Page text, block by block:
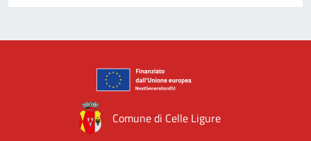
Comune di Celle Ligure